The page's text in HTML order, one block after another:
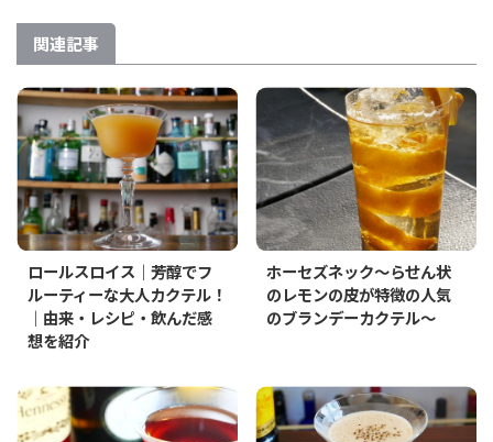
関連記事
ロールスロイス｜芳醇でフ
ルーティーな大人カクテル！
｜由来・レシピ・飲んだ感
想を紹介
ホーセズネック～らせん状
のレモンの皮が特徴の人気
のブランデーカクテル～